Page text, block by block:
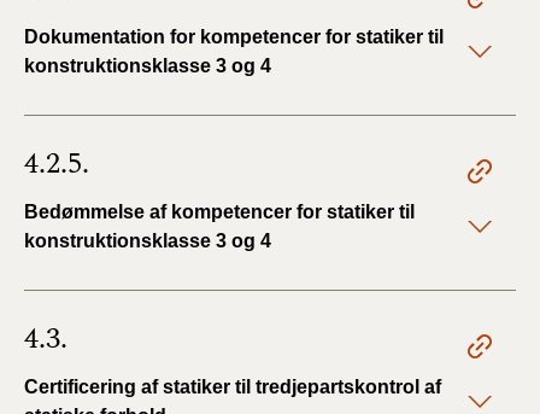
Dokumentation for kompetencer for statiker til
konstruktionsklasse 3 og 4
4.2.5.
Bedømmelse af kompetencer for statiker til
konstruktionsklasse 3 og 4
4.3.
Certificering af statiker til tredjepartskontrol af